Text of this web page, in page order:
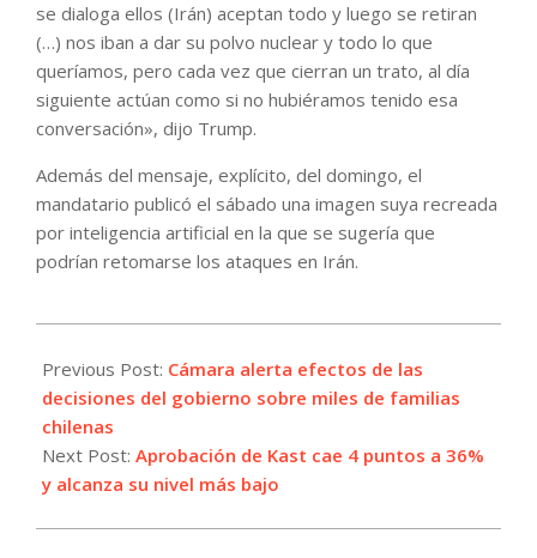
se dialoga ellos (Irán) aceptan todo y luego se retiran
(…) nos iban a dar su polvo nuclear y todo lo que
queríamos, pero cada vez que cierran un trato, al día
siguiente actúan como si no hubiéramos tenido esa
conversación», dijo Trump.
Además del mensaje, explícito, del domingo, el
mandatario publicó el sábado una imagen suya recreada
por inteligencia artificial en la que se sugería que
podrían retomarse los ataques en Irán.
05-
18
Previous Post: Cámara alerta efectos de las
decisiones del gobierno sobre miles de familias
chilenas
Next Post: Aprobación de Kast cae 4 puntos a 36%
y alcanza su nivel más bajo